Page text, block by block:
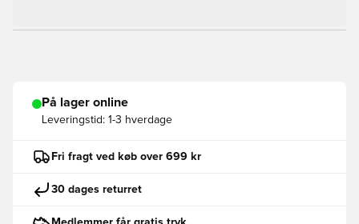
På lager online
Leveringstid: 1-3 hverdage
Fri fragt ved køb over 699 kr
30 dages returret